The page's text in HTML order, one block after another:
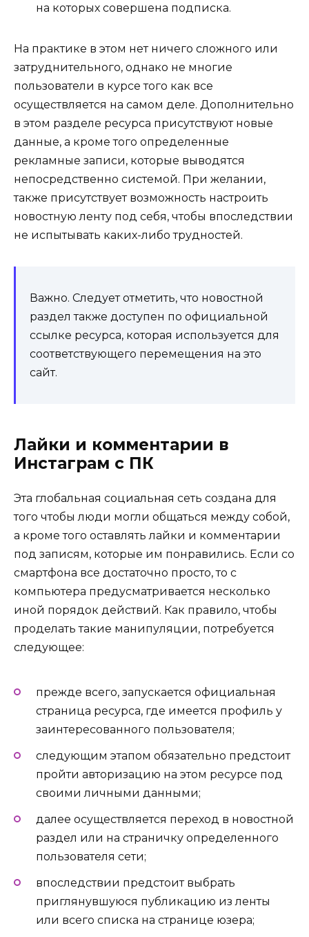
на которых совершена подписка.
На практике в этом нет ничего сложного или
затруднительного, однако не многие
пользователи в курсе того как все
осуществляется на самом деле. Дополнительно
в этом разделе ресурса присутствуют новые
данные, а кроме того определенные
рекламные записи, которые выводятся
непосредственно системой. При желании,
также присутствует возможность настроить
новостную ленту под себя, чтобы впоследствии
не испытывать каких-либо трудностей.
Важно. Следует отметить, что новостной
раздел также доступен по официальной
ссылке ресурса, которая используется для
соответствующего перемещения на это
сайт.
Лайки и комментарии в
Инстаграм с ПК
Эта глобальная социальная сеть создана для
того чтобы люди могли общаться между собой,
а кроме того оставлять лайки и комментарии
под записям, которые им понравились. Если со
смартфона все достаточно просто, то с
компьютера предусматривается несколько
иной порядок действий. Как правило, чтобы
проделать такие манипуляции, потребуется
следующее:
прежде всего, запускается официальная
страница ресурса, где имеется профиль у
заинтересованного пользователя;
следующим этапом обязательно предстоит
пройти авторизацию на этом ресурсе под
своими личными данными;
далее осуществляется переход в новостной
раздел или на страничку определенного
пользователя сети;
впоследствии предстоит выбрать
приглянувшуюся публикацию из ленты
или всего списка на странице юзера;